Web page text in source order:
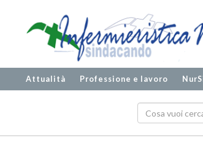
Attualità Professione e lavoro